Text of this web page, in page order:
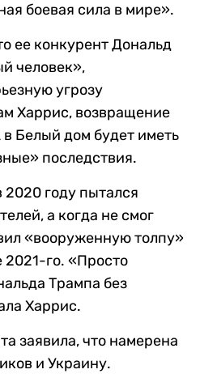
боевая сила в мире».
ее конкурент Дональд
человек»,
угрозу
Харрис, возвращение
Белый дом будет иметь
последствия.
2020 году пытался
а когда не смог
«вооруженную толпу»
2021-го. «Просто
Трампа без
Харрис.
заявила, что намерена
и Украину.